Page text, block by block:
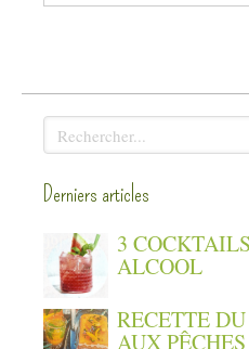
Rechercher
Derniers articles
3
ALCOOL
RECETTE
AUX PÊCHES